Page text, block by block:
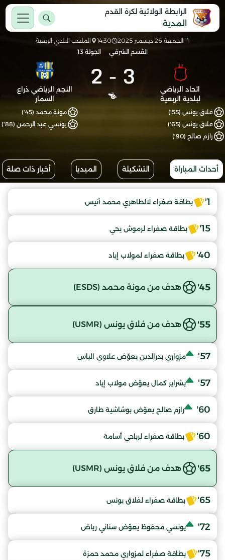
الرابطة الولائية لكرة القدم
المدية
الجمعة 26 ديسمبر 2025 14:30
الملعب البلدي الربعية
القسم الشرفي
الجولة 13
اتحاد الرياضي
لبلدية الربعية
3
-
2
النجم الرياضي ذراع
السمار
فلاق يونس (55')
فلاق يونس (65')
رازم صالح (90')
مونة محمد (45')
يونسي عبد الرحمن (88')
أحداث المباراة التشكيلة الميديا أخبار ذات صلة
1' بطاقة صفراء لالطاهري محمد أنيس
15' بطاقة صفراء لرموش يحي
40' بطاقة صفراء لمولاب إياد
45' هدف من مونة محمد (ESDS)
55' هدف من فلاق يونس (USMR)
57' مزواري بدرالدين يعوّض علاوي الياس
57' بشراير كمال يعوّض مولاب إياد
60' رازم صالح يعوّض بوشاشية طارق
60' بطاقة صفراء لرباحي أسامة
65' هدف من فلاق يونس (USMR)
65' بطاقة صفراء لفلاق يونس
72' يونسي محفوظ يعوّض سناني رياض
75' بطاقة صفراء لمزواري محمد حمزة